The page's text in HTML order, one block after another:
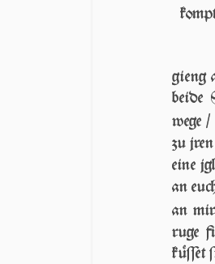
gieng
wege
zu
eine
an
an
ruge
küſſet